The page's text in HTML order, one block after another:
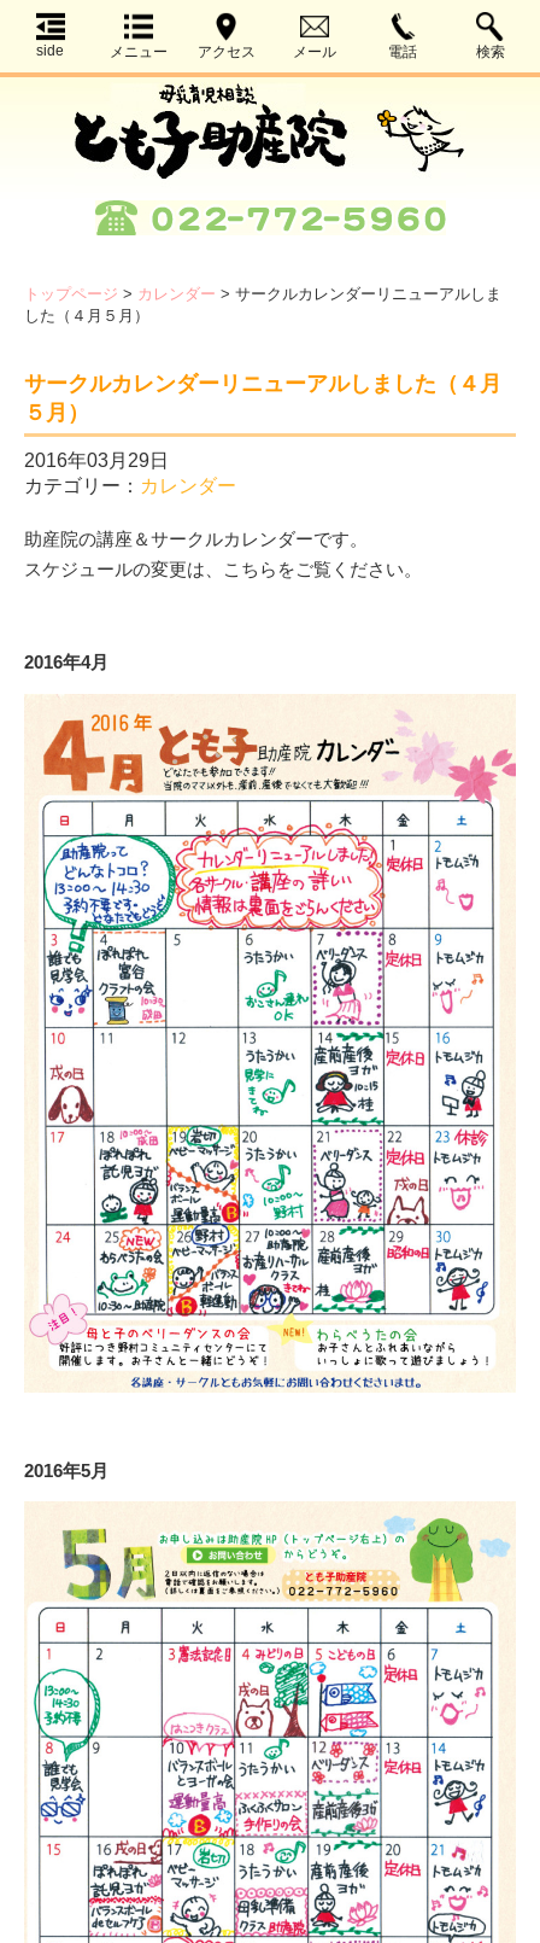
side メニュー アクセス メール 電話 検索
トップページ > カレンダー > サークルカレンダーリニューアルしま
した（４月５月）
サークルカレンダーリニューアルしました（４月
５月）
2016年03月29日
カテゴリー： カレンダー
助産院の講座＆サークルカレンダーです。
スケジュールの変更は、こちらをご覧ください。
2016年4月
2016年5月